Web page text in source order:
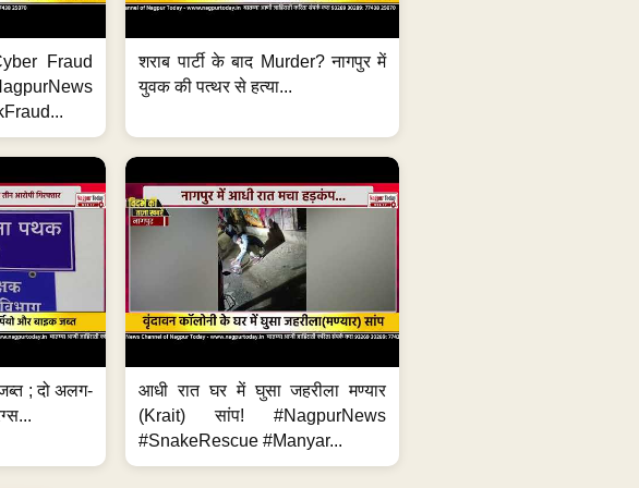
Fraud
शराब पार्टी के बाद Murder? नागपुर में
युवक की पत्थर से हत्या...
; दो अलग-
आधी रात घर में घुसा जहरीला मण्यार
(Krait) सांप! #NagpurNews
#SnakeRescue #Manyar...